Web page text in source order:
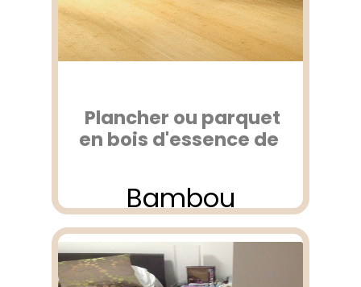
Plancher ou parquet
en bois d'essence de
Bambou